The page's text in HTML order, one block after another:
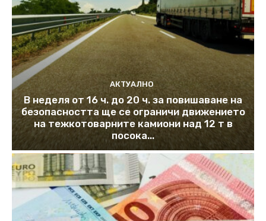
АКТУАЛНО
В неделя от 16 ч. до 20 ч. за повишаване на
безопасността ще се ограничи движението
на тежкотоварните камиони над 12 т в
посока...